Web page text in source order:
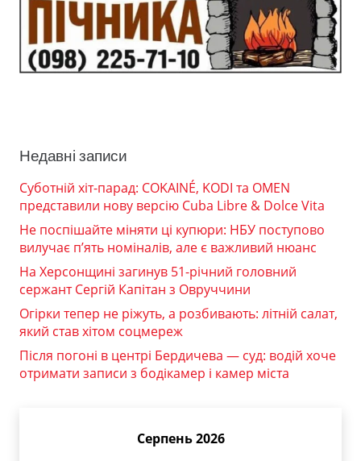
Недавні записи
Суботній хіт-парад: COKAINÉ, KODI та OMEN
представили нову версію Cuba Libre & Dolce Vita
Не поспішайте міняти ці купюри: НБУ поступово
вилучає п’ять номіналів, але є важливий нюанс
На Херсонщині загинув 51-річний головний
сержант Сергій Капітан з Овруччини
Огірки тепер не ріжуть, а розбивають: літній салат,
який став хітом соцмереж
Після погоні в центрі Бердичева — суд: водій хоче
отримати записи з бодікамер і камер міста
Серпень 2026